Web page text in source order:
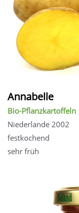
Annabelle
Bio-Pflanzkartoffeln
Niederlande 2002
festkochend
sehr früh